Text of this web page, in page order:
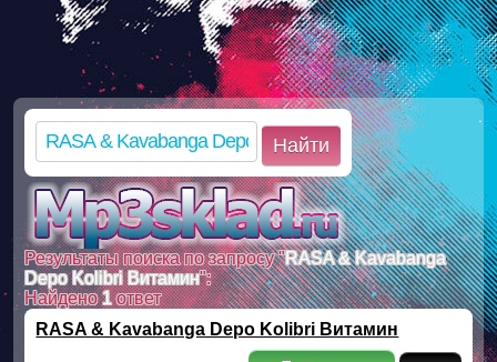
Найти
Результаты поиска по запросу "RASA & Kavabanga
Depo Kolibri Витамин":
Найдено1ответ
RASA & Kavabanga Depo Kolibri Витамин